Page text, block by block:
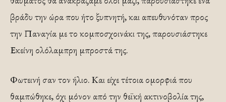
βράδυ την ώρα που ήτο ξυπνητή, και απευθυνόταν προς
την Παναγία με το κομποσχοινάκι της, παρουσιάστηκε
Εκείνη ολόλαμπρη μπροστά της.
Φωτεινή σαν τον ήλιο. Και είχε τέτοια ομορφιά που
θαμπώθηκε, όχι μόνον από την θεϊκή ακτινοβολία της,